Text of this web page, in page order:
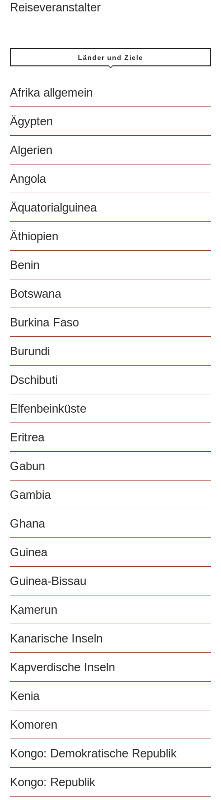
Reiseveranstalter
Länder und Ziele
Afrika allgemein
Ägypten
Algerien
Angola
Äquatorialguinea
Äthiopien
Benin
Botswana
Burkina Faso
Burundi
Dschibuti
Elfenbeinküste
Eritrea
Gabun
Gambia
Ghana
Guinea
Guinea-Bissau
Kamerun
Kanarische Inseln
Kapverdische Inseln
Kenia
Komoren
Kongo: Demokratische Republik
Kongo: Republik